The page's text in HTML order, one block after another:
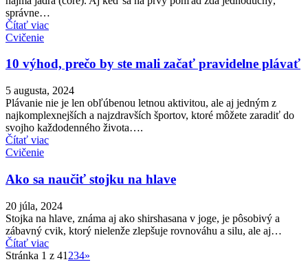
správne…
Čítať viac
Cvičenie
10 výhod, prečo by ste mali začať pravidelne plávať
5 augusta, 2024
Plávanie nie je len obľúbenou letnou aktivitou, ale aj jedným z
najkomplexnejších a najzdravších športov, ktoré môžete zaradiť do
svojho každodenného života….
Čítať viac
Cvičenie
Ako sa naučiť stojku na hlave
20 júla, 2024
Stojka na hlave, známa aj ako shirshasana v joge, je pôsobivý a
zábavný cvik, ktorý nielenže zlepšuje rovnováhu a silu, ale aj…
Čítať viac
Stránka 1 z 41 234»